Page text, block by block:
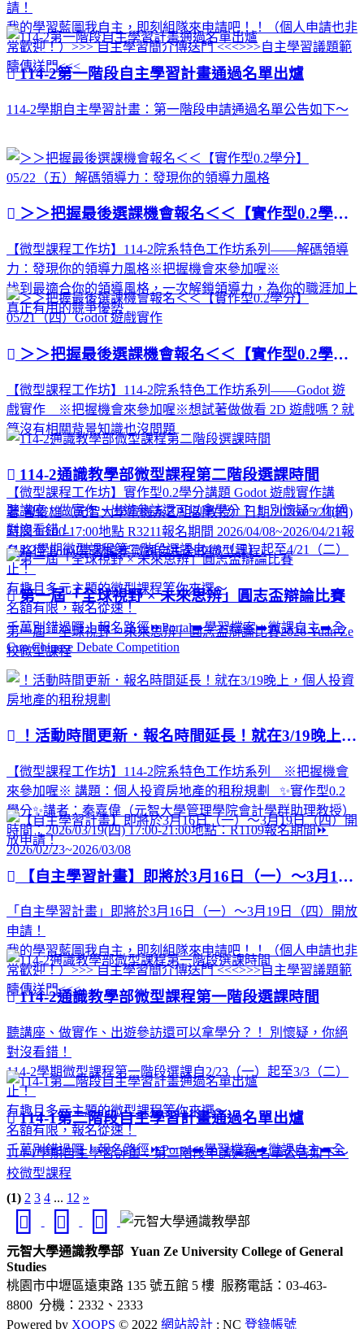
請！
我的學習藍圖我自主，即刻組隊來申請吧！！（個人申請也非
常歡迎！）>>> 自主學習簡介傳送門 <<<>>>自主學習議題範
疇傳送門<<<
114-2第一階段自主學習計畫通過名單出爐
114-2學期自主學習計畫：第一階段申請通過名單公告如下～
＞＞把握最後選課機會報名＜＜【實作型0.2學分】05/22（五）解碼領導力：發現你的領導力風格
【微型課程工作坊】114-2院系特色工作坊系列——解碼領導
力：發現你的領導力風格※把握機會來參加喔※
找到最適合你的領導風格，一次解鎖領導力，為你的職涯加上
真正有用的競爭優勢
＞＞把握最後選課機會報名＜＜【實作型0.2學分】05/21（四）Godot 遊戲實作
【微型課程工作坊】114-2院系特色工作坊系列——Godot 遊
戲實作 ※把握機會來參加喔※想試著做做看 2D 遊戲嗎？就
算沒有相關背景知識也沒問題
【微型課程工作坊】實作型0.2學分講題 Godot 遊戲實作講
者 曾俊雄（元智大學電機系乙組副教授）日期 2026/05/21(四)
時間 13:00-17:00地點 R3211報名期間 2026/04/08~2026/04/21報
名路徑 Portal學習檔案微課自主全校微型課程
114-2通識教學部微型課程第二階段選課時間
聽講座、做實作、出遊參訪還可以拿學分？！ 別懷疑，你絕
對沒看錯！
114-2學期微型課程第二階段選課自4/8（三）起至4/21（二）
止！
有趣且多元主題的微型課程等你來選～
名額有限，報名從速！
千萬別錯過囉！報名路徑⏩Portal➡️學習檔案➡️微課自主➡️全
校微型課程
第一屆「全球視野 × 未來思辨」圓志盃辯論比賽
第一屆「全球視野 × 未來思辨」圓志盃辯論比賽2026 Yuan Ze
Cup Chinese Debate Competition
！活動時間更新．報名時間延長！就在3/19晚上，個人投資房地產的租稅規劃
【微型課程工作坊】114-2院系特色工作坊系列 ※把握機會
來參加喔※ 講題：個人投資房地產的租稅規劃 ✨實作型0.2
學分✨講者：秦嘉偉（元智大學管理學院會計學群助理教授）
時間：2026/03/19(四) 17:00-21:00地點：R1109報名期間⏩
2026/02/23~2026/03/08
【自主學習計畫】即將於3月16日（一）～3月19日（四）開放申請！
「自主學習計畫」即將於3月16日（一）～3月19日（四）開放
申請！
我的學習藍圖我自主，即刻組隊來申請吧！！（個人申請也非
常歡迎！）>>> 自主學習簡介傳送門 <<<>>>自主學習議題範
疇傳送門<<<
114-2通識教學部微型課程第一階段選課時間
聽講座、做實作、出遊參訪還可以拿學分？！ 別懷疑，你絕
對沒看錯！
114-2學期微型課程第一階段選課自2/23（一）起至3/3（二）
止！
有趣且多元主題的微型課程等你來選～
名額有限，報名從速！
千萬別錯過囉！報名路徑⏩Portal➡️學習檔案➡️微課自主➡️全
校微型課程
114-1第二階段自主學習計畫通過名單出爐
114-1學期自主學習計畫：第二階段申請通過名單公告如下～
(1) 2 3 4 ... 12 »
元智大學通識教學部 Yuan Ze University College of General
Studies
桃園市中壢區遠東路 135 號五館 5 樓 服務電話：03-463-
8800 分機：2332、2333
Powered by XOOPS © 2022 網站設計 : NC 登錄帳號